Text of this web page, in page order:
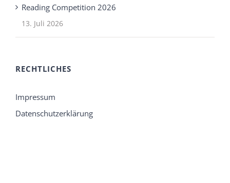
Reading Competition 2026
13. Juli 2026
RECHTLICHES
Impressum
Datenschutzerklärung